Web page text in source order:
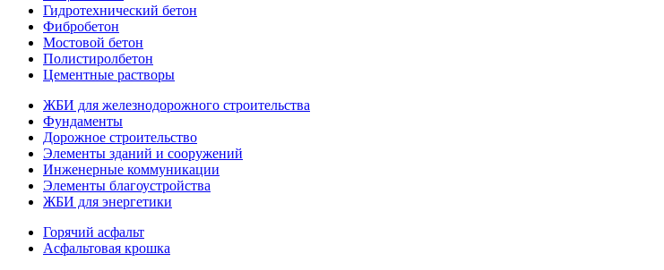
Гидротехнический бетон
Фибробетон
Мостовой бетон
Полистиролбетон
Цементные растворы
ЖБИ для железнодорожного строительства
Фундаменты
Дорожное строительство
Элементы зданий и сооружений
Инженерные коммуникации
Элементы благоустройства
ЖБИ для энергетики
Горячий асфальт
Асфальтовая крошка